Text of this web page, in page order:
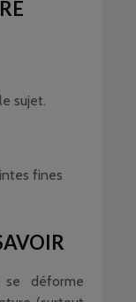
sujet.
fines
déforme